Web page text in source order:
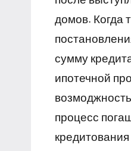
домов. Когда
сумму
ипотечной
процесс